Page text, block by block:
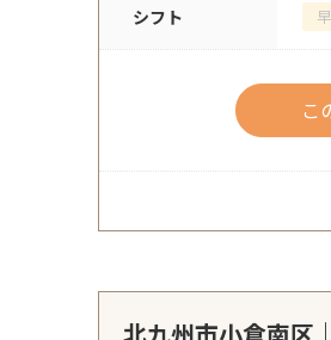
シフト
こ
北九州市小倉南区